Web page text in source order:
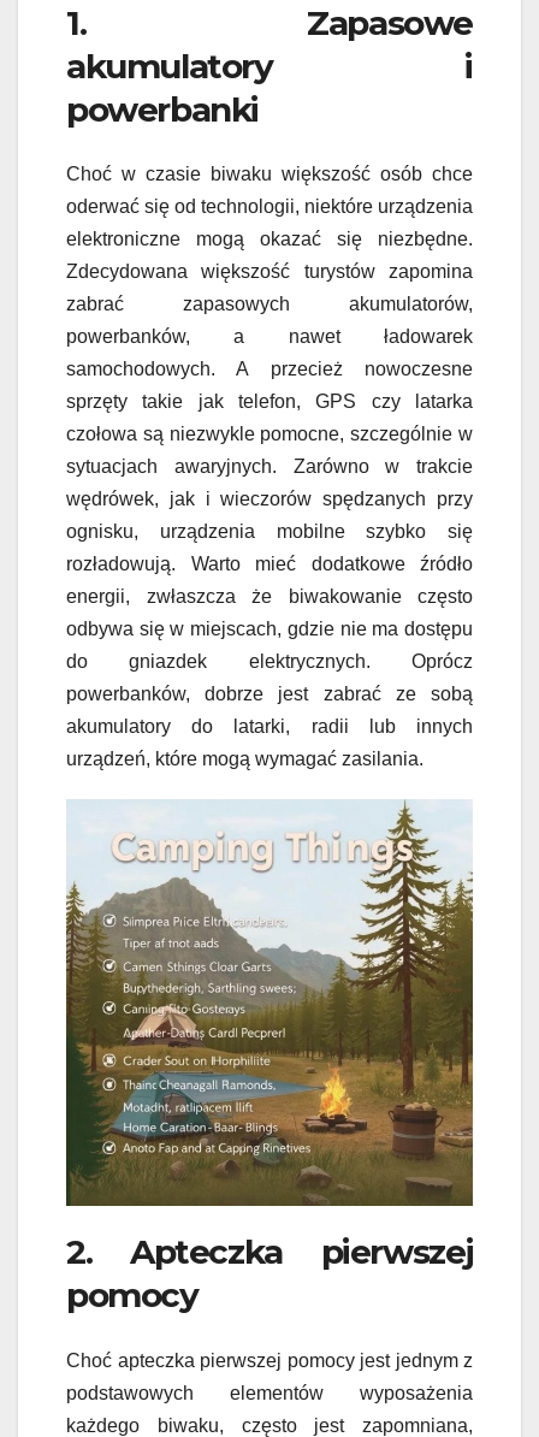
1. Zapasowe
akumulatory i
powerbanki
Choć w czasie biwaku większość osób chce
oderwać się od technologii, niektóre urządzenia
elektroniczne mogą okazać się niezbędne.
Zdecydowana większość turystów zapomina
zabrać zapasowych akumulatorów,
powerbanków, a nawet ładowarek
samochodowych. A przecież nowoczesne
sprzęty takie jak telefon, GPS czy latarka
czołowa są niezwykle pomocne, szczególnie w
sytuacjach awaryjnych. Zarówno w trakcie
wędrówek, jak i wieczorów spędzanych przy
ognisku, urządzenia mobilne szybko się
rozładowują. Warto mieć dodatkowe źródło
energii, zwłaszcza że biwakowanie często
odbywa się w miejscach, gdzie nie ma dostępu
do gniazdek elektrycznych. Oprócz
powerbanków, dobrze jest zabrać ze sobą
akumulatory do latarki, radii lub innych
urządzeń, które mogą wymagać zasilania.
2. Apteczka pierwszej
pomocy
Choć apteczka pierwszej pomocy jest jednym z
podstawowych elementów wyposażenia
każdego biwaku, często jest zapomniana,